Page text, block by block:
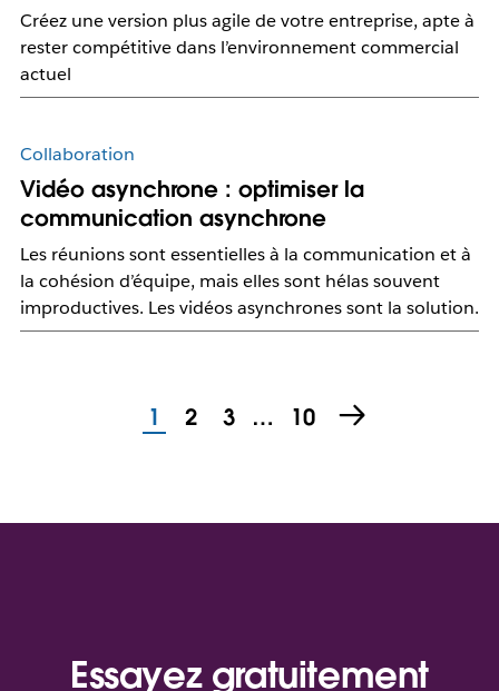
Créez une version plus agile de votre entreprise, apte à
rester compétitive dans l’environnement commercial
actuel
Collaboration
Vidéo asynchrone : optimiser la
communication asynchrone
Les réunions sont essentielles à la communication et à
la cohésion d’équipe, mais elles sont hélas souvent
improductives. Les vidéos asynchrones sont la solution.
1 2 3 … 10
Essayez gratuitement